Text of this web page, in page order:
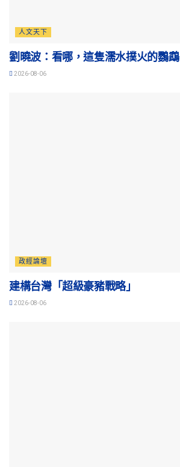
人文天下
劉曉波：看哪，這隻濡水撲火的鸚鵡
2026-08-06
政經論壇
建構台灣「超級豪豬戰略」
2026-08-06